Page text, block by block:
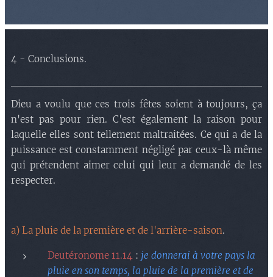
4 - Conclusions.
Dieu a voulu que ces trois fêtes soient à toujours, ça
n'est pas pour rien. C'est également la raison pour
laquelle elles sont tellement maltraitées. Ce qui a de la
puissance est constamment négligé par ceux-là même
qui prétendent aimer celui qui leur a demandé de les
respecter.
a) La pluie de la première et de l'arrière-saison.
Deutéronome 11.14 : je donnerai à votre pays la
pluie en son temps, la pluie de la première et de